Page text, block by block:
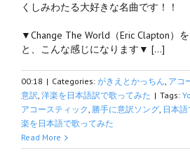
くしみわたる大好きな名曲です！！
▼Change The World（Eric Clapton）
と、こんな感じになります▼ […]
00:18 | Categories: がきえとかっちん, アコ
意訳, 洋楽を日本語訳で歌ってみた | Tags:
アコースティック, 勝手に意訳ソング, 日本
楽を日本語で歌ってみた
Read More